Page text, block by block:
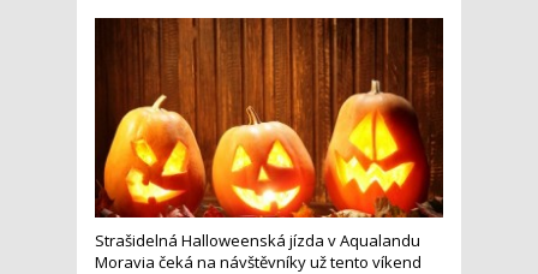
Strašidelná Halloweenská jízda v Aqualandu
Moravia čeká na návštěvníky už tento víkend